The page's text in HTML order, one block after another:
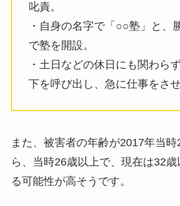
叱責。
・自身の名字で「○○塾」と、
で塾を開設。
・土日などの休日にも関わら
下を呼び出し、急に仕事をさせ
また、被害者の年齢が2017年当
ら、当時26歳以上で、現在は32
る可能性が高そうです。